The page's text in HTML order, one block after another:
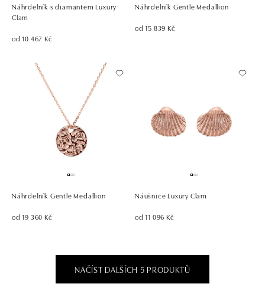
Náhrdelník s diamantem Luxury
Clam
od 10 467 Kč
Náhrdelník Gentle Medallion
od 15 839 Kč
Náhrdelník Gentle Medallion
od 19 360 Kč
Náušnice Luxury Clam
od 11 096 Kč
NAČÍST DALŠÍCH 5 PRODUKTŮ